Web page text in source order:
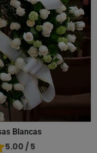
Blancas
5.00 / 5